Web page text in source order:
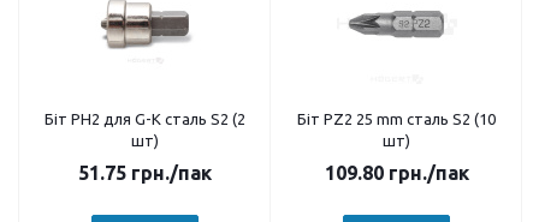
Біт PH2 для G-K сталь S2 (2
шт)
51.75 грн./пак
Біт PZ2 25 mm сталь S2 (10
шт)
109.80грн./пак